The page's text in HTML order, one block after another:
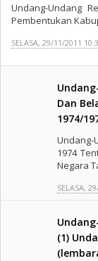
Undang-Undang
Pembentukan
SELASA, 29/11/2011
Dan
1974/
Undang-
1974
Negara
SELASA,
(1)